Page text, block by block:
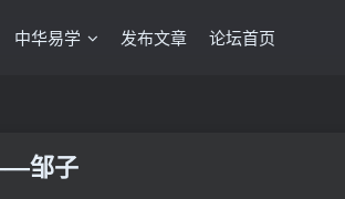
中华易学 发布文章 论坛首页
邹子